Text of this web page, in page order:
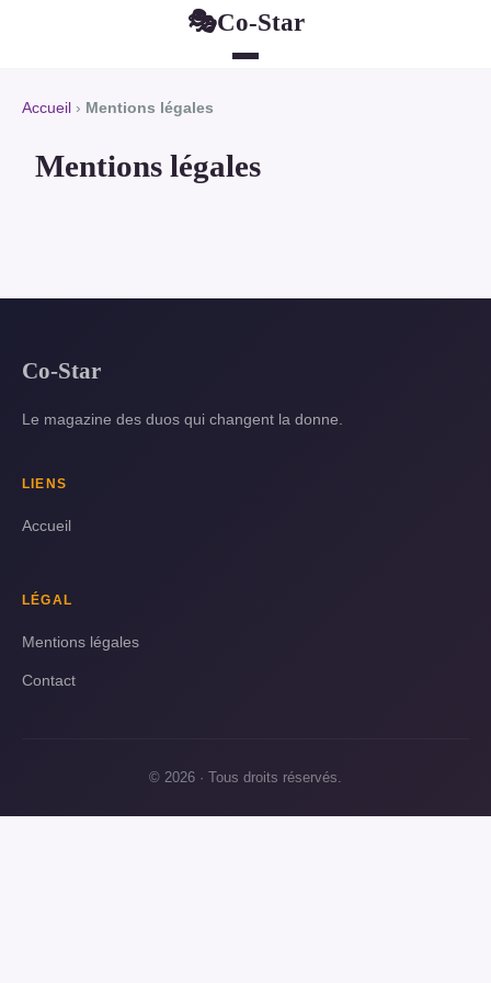
🎭Co-Star
Accueil › Mentions légales
Mentions légales
Co-Star
Le magazine des duos qui changent la donne.
LIENS
Accueil
LÉGAL
Mentions légales
Contact
© 2026 · Tous droits réservés.